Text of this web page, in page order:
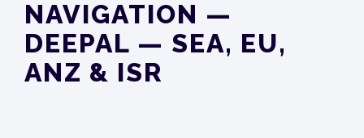
NAVIGATION —
DEEPAL — SEA, EU,
ANZ & ISR